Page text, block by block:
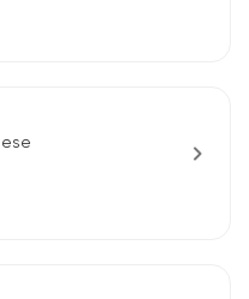
chevron_right